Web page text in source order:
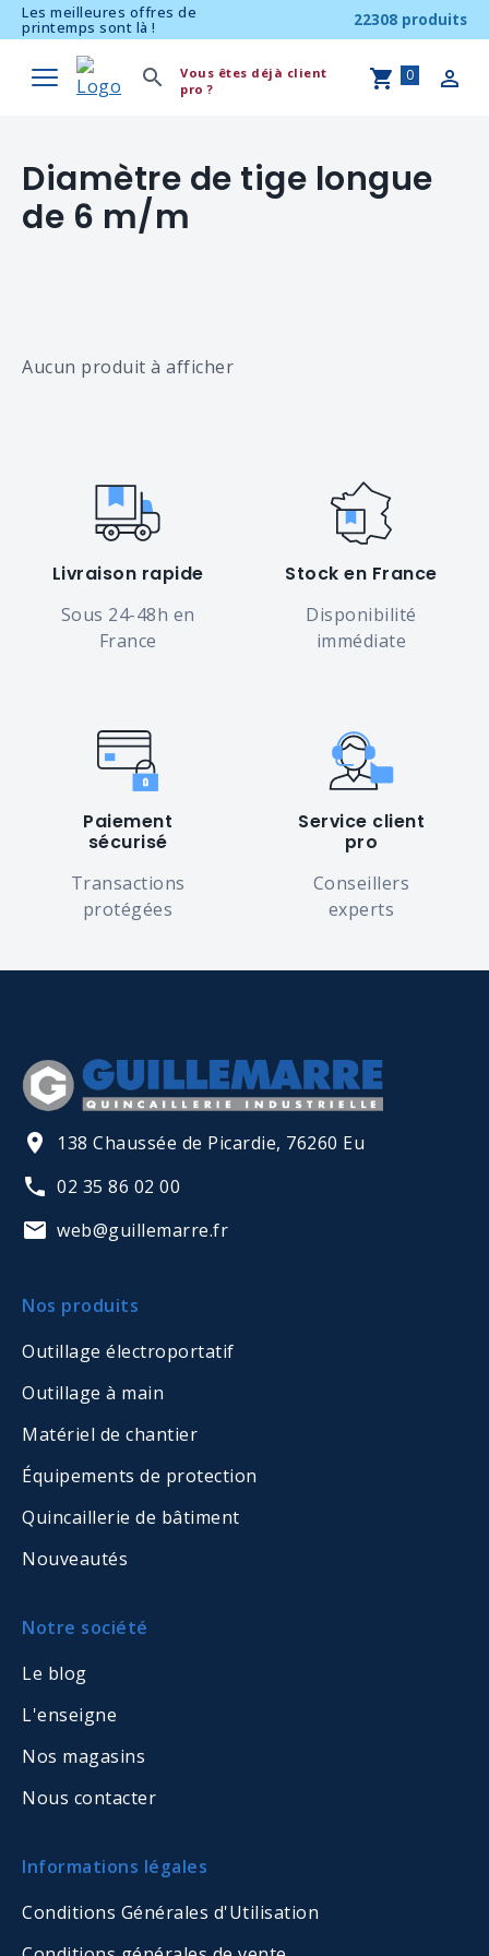
Les meilleures offres de
printemps sont là ! 22308 produits
Vous êtes déjà client
pro ?
0
Diamètre de tige longue
de 6 m/m
Aucun produit à afficher
Livraison rapide
Sous 24-48h en
France
Stock en France
Disponibilité
immédiate
Paiement
sécurisé
Transactions
protégées
Service client
pro
Conseillers
experts
138 Chaussée de Picardie, 76260 Eu
02 35 86 02 00
web@guillemarre.fr
Nos produits
Outillage électroportatif
Outillage à main
Matériel de chantier
Équipements de protection
Quincaillerie de bâtiment
Nouveautés
Notre société
Le blog
L'enseigne
Nos magasins
Nous contacter
Informations légales
Conditions Générales d'Utilisation